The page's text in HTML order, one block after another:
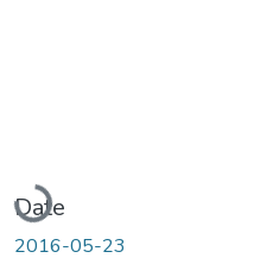
Loading...
Date
2016-05-23